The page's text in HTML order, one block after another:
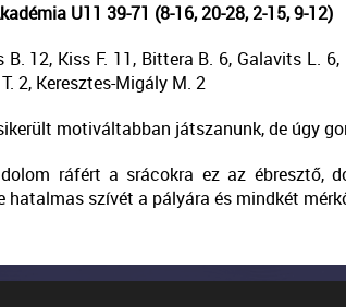
U11 39-71 (8-16, 20-28, 2-15, 9-12)
B. 12, Kiss F. 11, Bittera B. 6, Galavits L.
2, Keresztes-Migály M. 2
motiváltabban játszanunk, de úgy
ráfért a srácokra ez az ébresztő,
hatalmas szívét a pályára és mindkét